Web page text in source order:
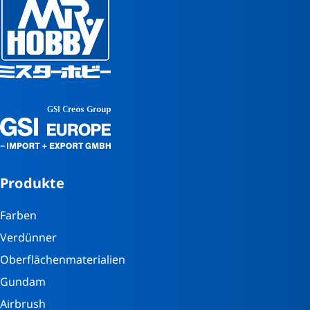
Produkte
Farben
Verdünner
Oberflächenmaterialien
Gundam
Airbrush